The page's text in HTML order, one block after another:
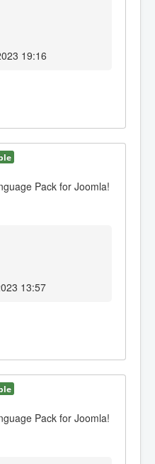
19:16
Pack for Joomla!
13:57
Pack for Joomla!